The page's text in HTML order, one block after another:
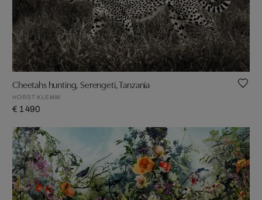
Cheetahs hunting, Serengeti, Tanzania
HORST KLEMM
€ 1 490